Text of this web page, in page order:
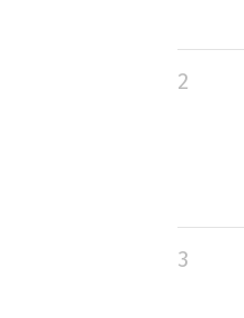
2
3